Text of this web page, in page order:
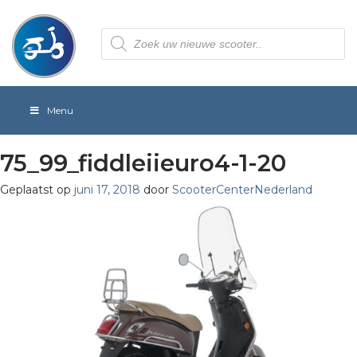
Producten
zoeken
Menu
75_99_fiddleiieuro4-1-20
Geplaatst op juni 17, 2018 door ScooterCenterNederland